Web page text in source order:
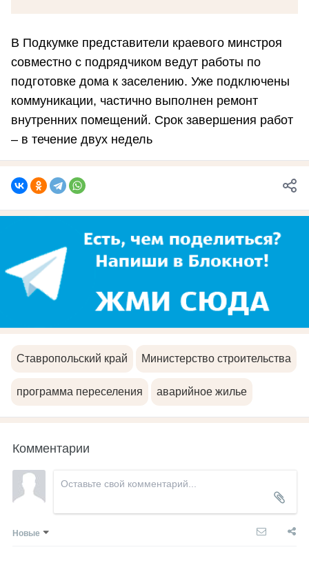
В Подкумке представители краевого минстроя
совместно с подрядчиком ведут работы по
подготовке дома к заселению. Уже подключены
коммуникации, частично выполнен ремонт
внутренних помещений. Срок завершения работ
– в течение двух недель
Ставропольский край Министерство строительства
программа переселения аварийное жилье
Комментарии
Новые